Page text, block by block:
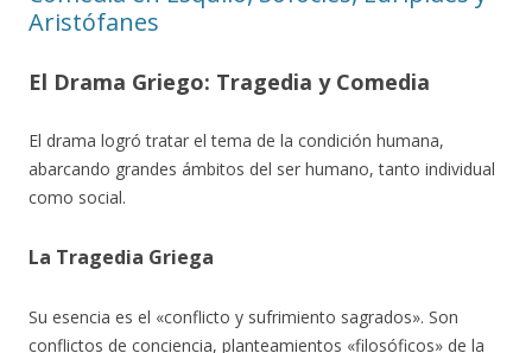
Aristófanes
El Drama Griego: Tragedia y Comedia
El drama logró tratar el tema de la condición humana,
abarcando grandes ámbitos del ser humano, tanto individual
como social.
La Tragedia Griega
Su esencia es el «conflicto y sufrimiento sagrados». Son
conflictos de conciencia, planteamientos «filosóficos» de la